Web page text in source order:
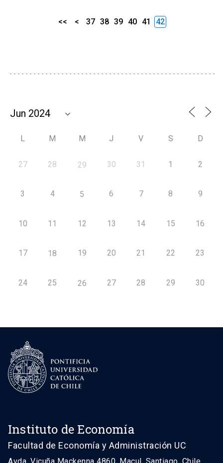
<< < 37 38 39 40 41 42
L M M J V S D
27 28 29 30 31 1 2
3 4 5 6 7 8 9
10 11 12 13 14 15 16
17 18 19 20 21 22 23
24 25 26 27 28 29 30
Instituto de Economía
Facultad de Economía y Administración UC